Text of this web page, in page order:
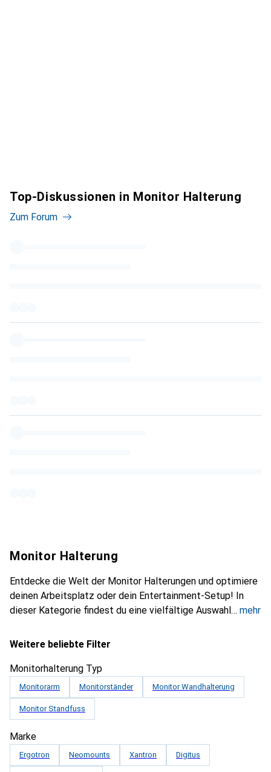
Top-Diskussionen in Monitor Halterung
Zum Forum
Monitor Halterung
Entdecke die Welt der Monitor Halterungen und optimiere
deinen Arbeitsplatz oder dein Entertainment-Setup! In
dieser Kategorie findest du eine vielfältige Auswahl
mehr
Weitere beliebte Filter
Monitorhalterung Typ
Monitorarm Monitorständer Monitor Wandhalterung
Monitor Standfuss
Marke
Ergotron Neomounts Xantron Digitus